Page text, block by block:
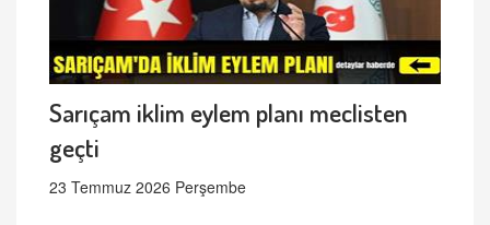
Sarıçam iklim eylem planı meclisten
geçti
23 Temmuz 2026 Perşembe